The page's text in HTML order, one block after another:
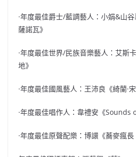
·年度最佳爵士/藍調藝人：小娟&山
薩諾瓦》
·年度最佳世界/民族音樂藝人：艾斯
地》
·年度最佳國風藝人：王沛良《綺蘭·
·年度最佳唱作人：韋禮安《Sounds
·年度最佳原聲配樂：博譞《蕎麥瘋長